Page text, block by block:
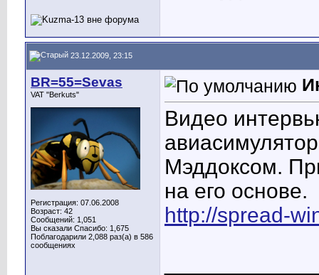
23.12.2009, 23:15
BR=55=Sevas
VAT "Berkuts"
Регистрация: 07.06.2008
Возраст: 42
Сообщений: 1,051
Вы сказали Спасибо: 1,675
Поблагодарили 2,088 раз(а) в 586
сообщениях
Видео
Мэддоксом.
на его основе.
http://spread-